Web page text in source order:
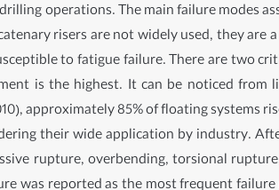
operations. The main failure modes
risers are not widely used, they
to fatigue failure. There are two
is the highest. It can be noticed
approximately 85% of floating systems
their wide application by industry.
rupture, overbending, torsional